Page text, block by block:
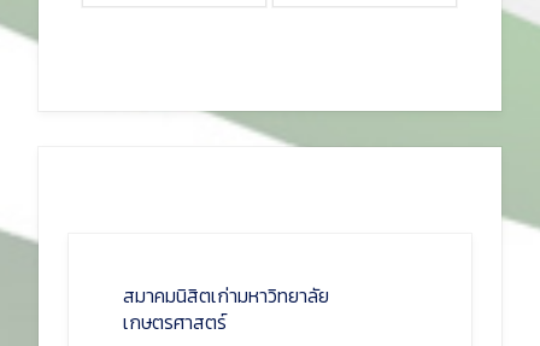
สมาคมนิสิตเก่ามหาวิทยาลัย
เกษตรศาสตร์